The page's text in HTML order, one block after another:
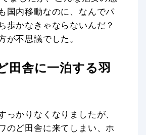
国内移動なのに、なんでパ
歩かなきゃならないんだ？
が不思議でした。
田舎に一泊する羽
っかりなくなりましたが、
のど田舎に来てしまい、ホ